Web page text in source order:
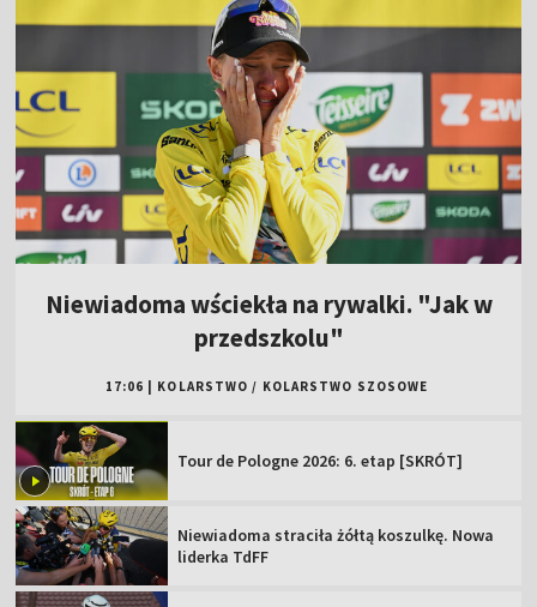
Niewiadoma wściekła na rywalki. "Jak w
przedszkolu"
17:06 KOLARSTWO / KOLARSTWO SZOSOWE
Tour de Pologne 2026: 6. etap [SKRÓT]
Niewiadoma straciła żółtą koszulkę. Nowa
liderka TdFF